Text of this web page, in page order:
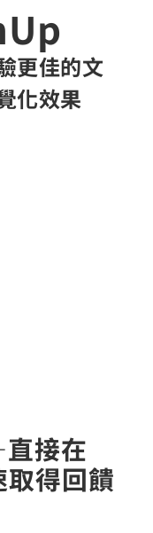
更佳的文
化效果
接在
得回饋